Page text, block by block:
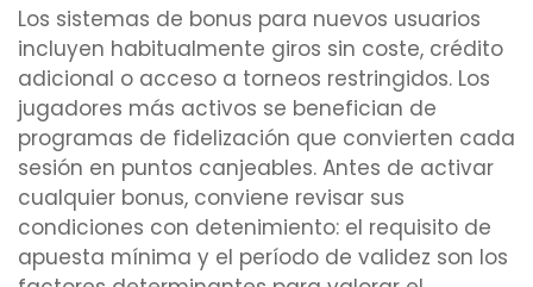
Los sistemas de bonus para nuevos usuarios
incluyen habitualmente giros sin coste, crédito
adicional o acceso a torneos restringidos. Los
jugadores más activos se benefician de
programas de fidelización que convierten cada
sesión en puntos canjeables. Antes de activar
cualquier bonus, conviene revisar sus
condiciones con detenimiento: el requisito de
apuesta mínima y el período de validez son los